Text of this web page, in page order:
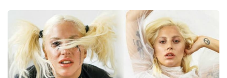
Youtubeři
Virály
Sex a vztahy